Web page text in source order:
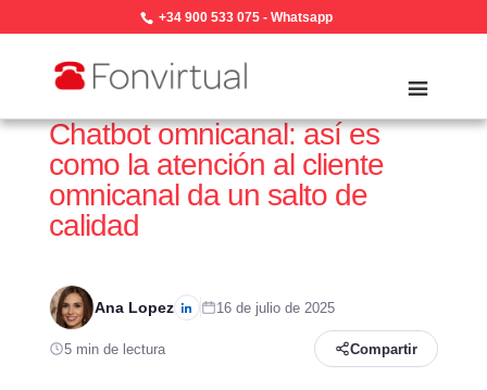
+34 900 533 075- Whatsapp
Chatbot omnicanal: así es
como la atención al cliente
omnicanal da un salto de
calidad
Ana Lopez 16 de julio de 2025
5 min de lectura Compartir